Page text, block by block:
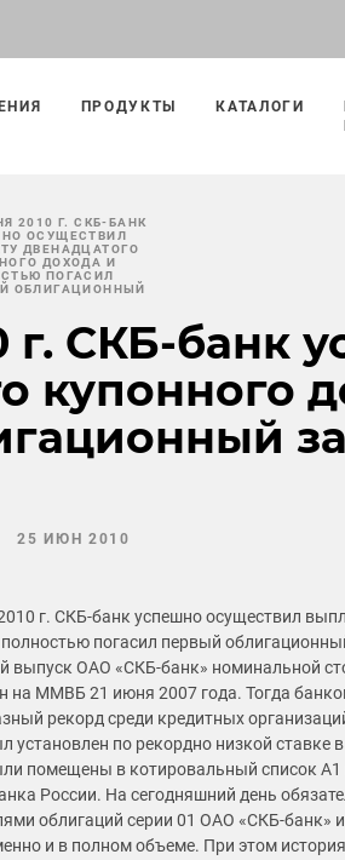
ПРОДУКТЫ КАТАЛОГИ
2010 Г. СКБ-БАНК
ОСУЩЕСТВИЛ
ДВЕНАДЦАТОГО
ДОХОДА И
ПОГАСИЛ
ОБЛИГАЦИОННЫЙ
г. СКБ-банк
купонного
25 ИЮН 2010
г. СКБ-банк успешно осуществил
полностью погасил первый
выпуск ОАО «СКБ-банк» номинальной
на ММВБ 21 июня 2007 года. Тогда
рекорд среди кредитных
установлен по рекордно низкой ставке
помещены в котировальный список
России. На сегодняшний день
облигаций серии 01 ОАО «СКБ-банк»
и в полном объеме. При этом